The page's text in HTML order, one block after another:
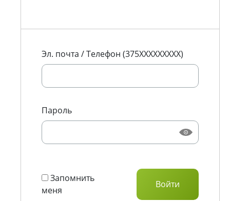
Эл. почта / Телефон (375XXXXXXXXX)
Пароль
Запомнить
меня